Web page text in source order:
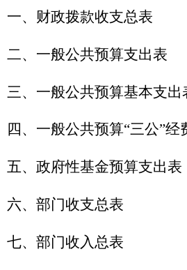
一、财政拨款收支总表
二、一般公共预算支出表
三、一般公共预算基本支出
四、一般公共预算“三公”经
五、政府性基金预算支出表
六、部门收支总表
七、部门收入总表